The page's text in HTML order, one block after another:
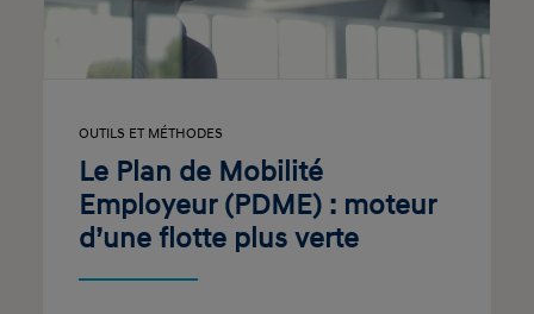
OUTILS ET MÉTHODES
Le Plan de Mobilité
Employeur (PDME) : moteur
d’une flotte plus verte